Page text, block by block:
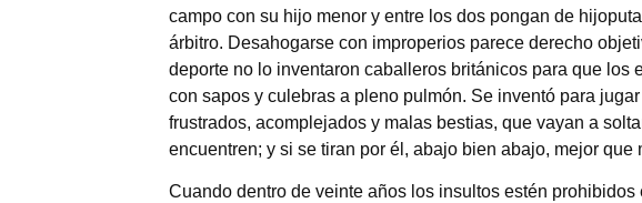
campo con su hijo menor y entre los dos pongan de
árbitro. Desahogarse con improperios parece derecho
deporte no lo inventaron caballeros británicos para que
con sapos y culebras a pleno pulmón. Se inventó para
frustrados, acomplejados y malas bestias, que vayan a
encuentren; y si se tiran por él, abajo bien abajo, mejor que
Cuando dentro de veinte años los insultos estén